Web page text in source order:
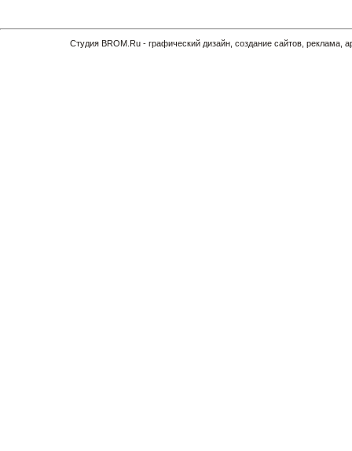
Cтудия BROM.Ru - графический дизайн, создание сайтов,